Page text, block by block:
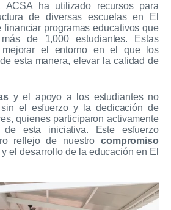
ACSA ha utilizado recursos para
de diversas escuelas en El
financiar programas educativos que
de 1,000 estudiantes. Estas
mejorar el entorno en el que los
esta manera, elevar la calidad de
y el apoyo a los estudiantes no
el esfuerzo y la dedicación de
quienes participaron activamente
esta iniciativa. Este esfuerzo
reflejo de nuestro compromiso
el desarrollo de la educación en El